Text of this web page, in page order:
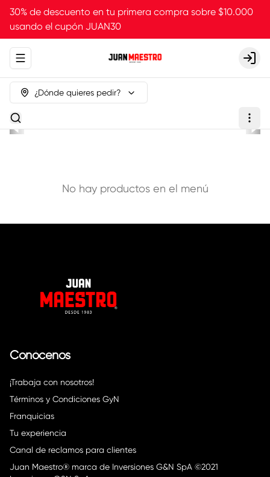
30% de descuento en tu primera compra sobre $10.000
usando el cupón JUAN30
Abrir menu de navegación Login
¿Dónde quieres pedir?
No hay productos en el menú
Conócenos
¡Trabaja con nosotros!
Términos y Condiciones GyN
Franquicias
Tu experiencia
Canal de reclamos para clientes
Juan Maestro® marca de Inversiones G&N SpA ©2021